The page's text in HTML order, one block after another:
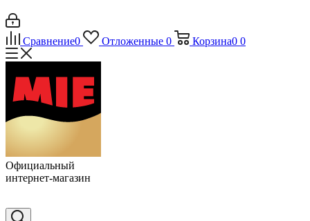
Сравнение0 Отложенные 0 Корзина0 0
Официальный
интернет-магазин